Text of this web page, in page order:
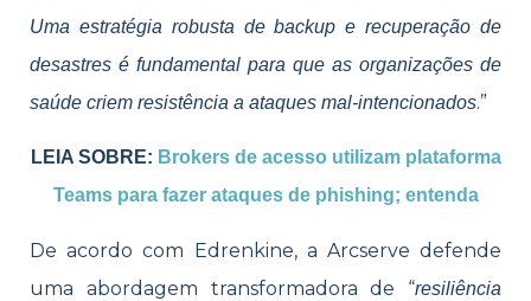
Uma estratégia robusta de backup e recuperação de
desastres é fundamental para que as organizações de
saúde criem resistência a ataques mal-intencionados.”
LEIA SOBRE: Brokers de acesso utilizam plataforma
Teams para fazer ataques de phishing; entenda
De acordo com Edrenkine, a Arcserve defende
uma abordagem transformadora de “resiliência